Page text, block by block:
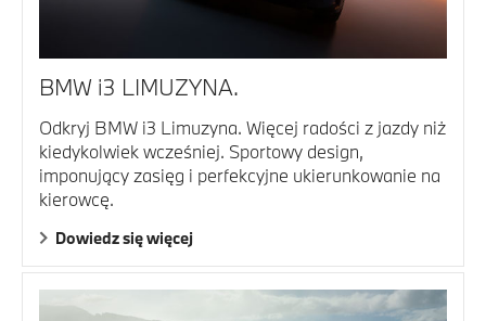
BMW i3 LIMUZYNA.
Odkryj BMW i3 Limuzyna. Więcej radości z jazdy niż
kiedykolwiek wcześniej. Sportowy design,
imponujący zasięg i perfekcyjne ukierunkowanie na
kierowcę.
Dowiedz się więcej